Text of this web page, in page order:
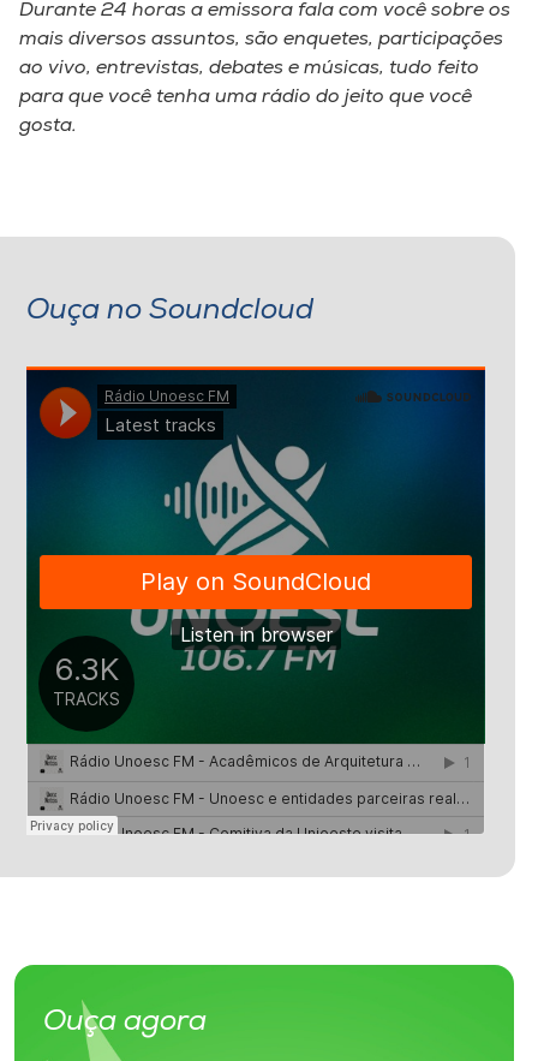
A+
A-
Durante 24 horas a emissora fala com você sobre os
mais diversos assuntos, são enquetes, participações
ao vivo, entrevistas, debates e músicas, tudo feito
para que você tenha uma rádio do jeito que você
gosta.
Ouça no Soundcloud
Ouça agora